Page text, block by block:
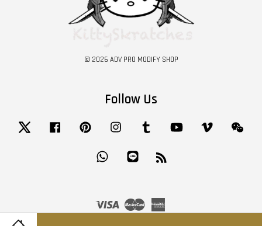
© 2026 ADV PRO MODIFY SHOP
Follow Us
Twitter Facebook Pinterest Instagram Tumblr YouTube Vimeo
Whatsapp
Visa Master
Express